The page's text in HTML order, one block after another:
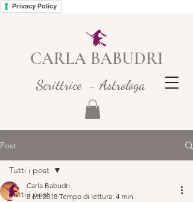
Privacy Policy
CARLA BABUDRI
Scrittrice - Astrologa
Post
Tutti i post
Tutti i post
Carla Babudri
8 ott 2018 Tempo di lettura: 4 min